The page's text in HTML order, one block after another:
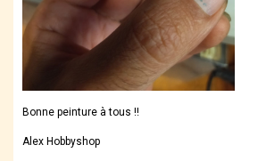
Bonne peinture à tous !!
Alex Hobbyshop